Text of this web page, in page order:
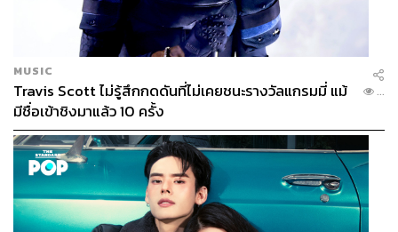
MUSIC
Travis Scott ไม่รู้สึกกดดันที่ไม่เคยชนะรางวัลแกรมมี่ แม้
มีชื่อเข้าชิงมาแล้ว 10 ครั้ง
...